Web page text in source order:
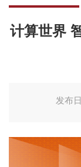
计算世界
发布